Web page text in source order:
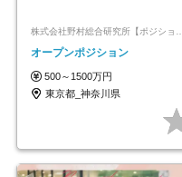
オープンポジション
500～1500万円
東京都_神奈川県